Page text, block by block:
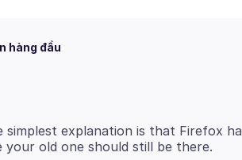
hàng đầu
simplest explanation is that Firefox